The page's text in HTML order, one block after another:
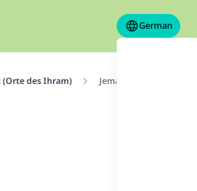
German
(Orte des Ihram) Jemand, der die